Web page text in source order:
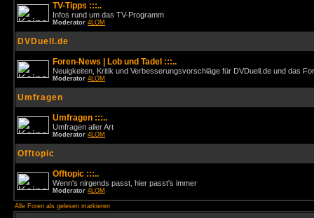
TV-Tipps :::..
Infos rund um das TV-Programm
Moderator 4LOM
DVDuell.de
Foren-News | Lob und Tadel :::..
Neuigkeiten, Kritik und Verbesserungsvorschläge für DVDuell.de und das
Moderator 4LOM
Umfragen
Umfragen :::..
Umfragen aller Art
Moderator 4LOM
Offtopic
Offtopic :::..
Wenn's nirgends passt, hier passt's immer
Moderator 4LOM
Alle Foren als gelesen markieren